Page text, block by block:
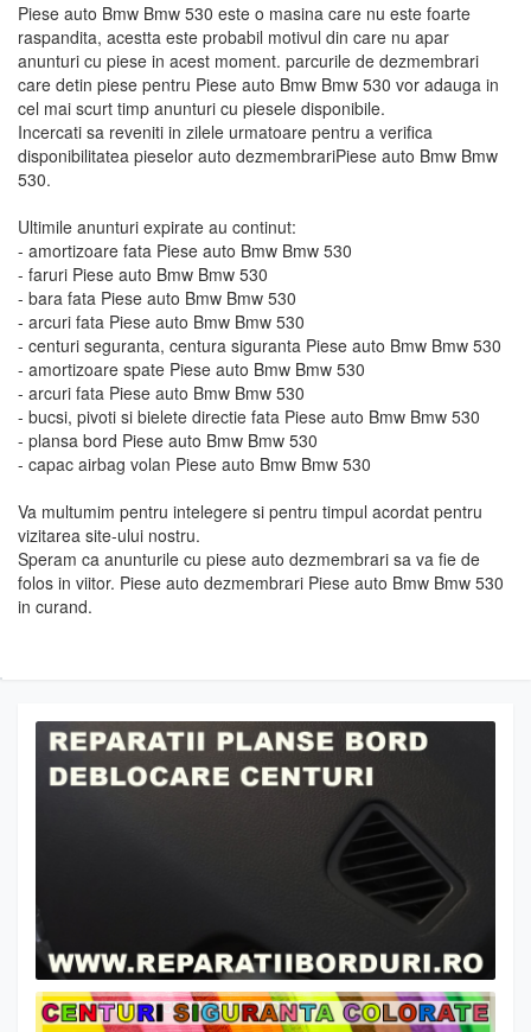
Piese auto Bmw Bmw 530 este o masina care nu este foarte
raspandita, acestta este probabil motivul din care nu apar
anunturi cu piese in acest moment. parcurile de dezmembrari
care detin piese pentru Piese auto Bmw Bmw 530 vor adauga in
cel mai scurt timp anunturi cu piesele disponibile.
Incercati sa reveniti in zilele urmatoare pentru a verifica
disponibilitatea pieselor auto dezmembrariPiese auto Bmw Bmw
530.
Ultimile anunturi expirate au continut:
- amortizoare fata Piese auto Bmw Bmw 530
- faruri Piese auto Bmw Bmw 530
- bara fata Piese auto Bmw Bmw 530
- arcuri fata Piese auto Bmw Bmw 530
- centuri seguranta, centura siguranta Piese auto Bmw Bmw 530
- amortizoare spate Piese auto Bmw Bmw 530
- arcuri fata Piese auto Bmw Bmw 530
- bucsi, pivoti si bielete directie fata Piese auto Bmw Bmw 530
- plansa bord Piese auto Bmw Bmw 530
- capac airbag volan Piese auto Bmw Bmw 530
Va multumim pentru intelegere si pentru timpul acordat pentru
vizitarea site-ului nostru.
Speram ca anunturile cu piese auto dezmembrari sa va fie de
folos in viitor. Piese auto dezmembrari Piese auto Bmw Bmw 530
in curand.